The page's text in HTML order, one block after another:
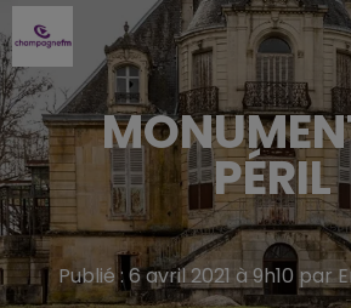
PÉRIL
Publié : 6 avril 2021 à 9h10 par